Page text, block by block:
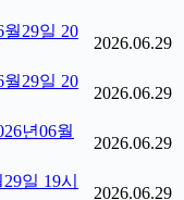
29일 20
2026.06.29
29일 20
2026.06.29
년06월
2026.06.29
일 19시
2026.06.29